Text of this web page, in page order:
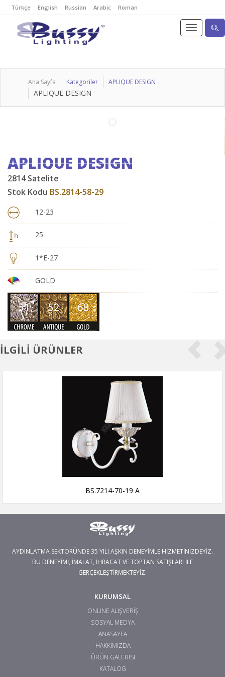
Türkçe English Russian Arabic Roman
Ana Sayfa Kategoriler APLIQUE DESIGN
APLIQUE DESIGN
APLIQUE DESIGN
2814 Satelite
Stok Kodu BS.2814-58-29
12-23
25
1*E-27
GOLD
İLGİLİ ÜRÜNLER
BS.7214-70-19 A
AYDINLATMA SEKTÖRÜNDE 35 YILI AŞKIN DENEYİMLE HİZMETİNİZDEYİZ.
BU DENEYİMİ, İMALAT, İHRACAT VE TOPTAN SATIŞLARI İLE
GERÇEKLEŞTİRMEKTEYİZ.
KURUMSAL
ONLINE ALIŞVERİŞ
SOSYAL MEDYA
ANASAYFA
HAKKIMIZDA
ÜRÜN GALERİSİ
KATALOG